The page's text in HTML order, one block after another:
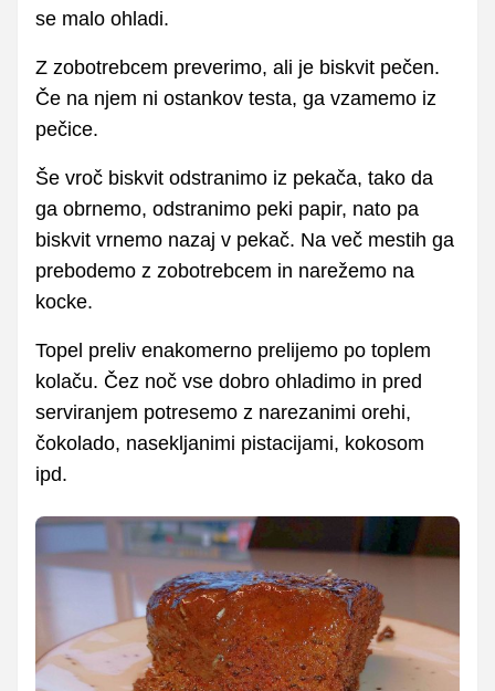
se malo ohladi.
Z zobotrebcem preverimo, ali je biskvit pečen.
Če na njem ni ostankov testa, ga vzamemo iz
pečice.
Še vroč biskvit odstranimo iz pekača, tako da
ga obrnemo, odstranimo peki papir, nato pa
biskvit vrnemo nazaj v pekač. Na več mestih ga
prebodemo z zobotrebcem in narežemo na
kocke.
Topel preliv enakomerno prelijemo po toplem
kolaču. Čez noč vse dobro ohladimo in pred
serviranjem potresemo z narezanimi orehi,
čokolado, nasekljanimi pistacijami, kokosom
ipd.